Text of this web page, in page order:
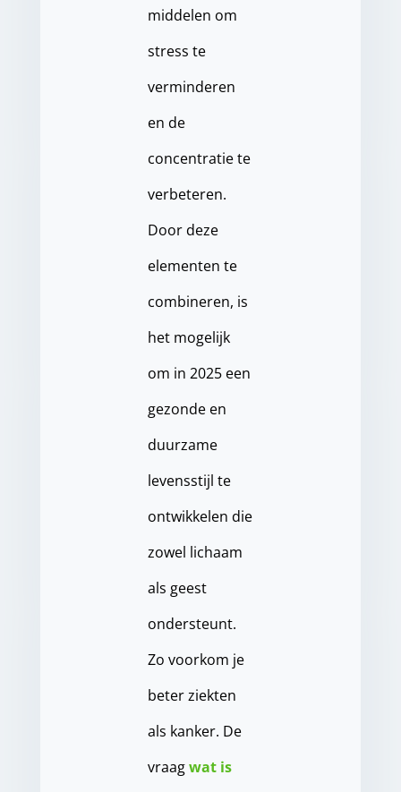
middelen om
stress te
verminderen
en de
concentratie te
verbeteren.
Door deze
elementen te
combineren, is
het mogelijk
om in 2025 een
gezonde en
duurzame
levensstijl te
ontwikkelen die
zowel lichaam
als geest
ondersteunt.
Zo voorkom je
beter ziekten
als kanker. De
vraagwat is